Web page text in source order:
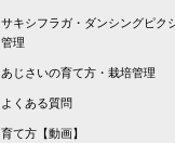
サキシフラガ・ダンシングピク
管理
あじさいの育て方・栽培管理
よくある質問
育て方【動画】